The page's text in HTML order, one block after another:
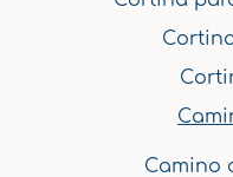
Camino